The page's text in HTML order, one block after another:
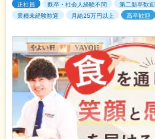
正社員 既卒・社会人経験不問 第二新卒歓迎
業種未経験歓迎
月給25万円以上 高卒歓迎